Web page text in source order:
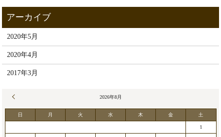
2020年5月
2020年4月
2017年3月
2026年8月
日 月 火 水 木 金 土
1